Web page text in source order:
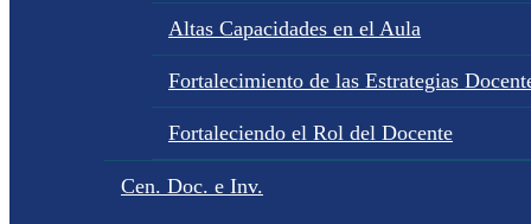
Altas Capacidades en el Aula
Fortalecimiento de las Estrategias
Fortaleciendo el Rol del Docente
Cen. Doc. e Inv.